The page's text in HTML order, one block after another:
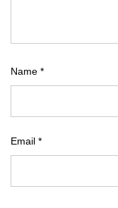
Name *
Email *